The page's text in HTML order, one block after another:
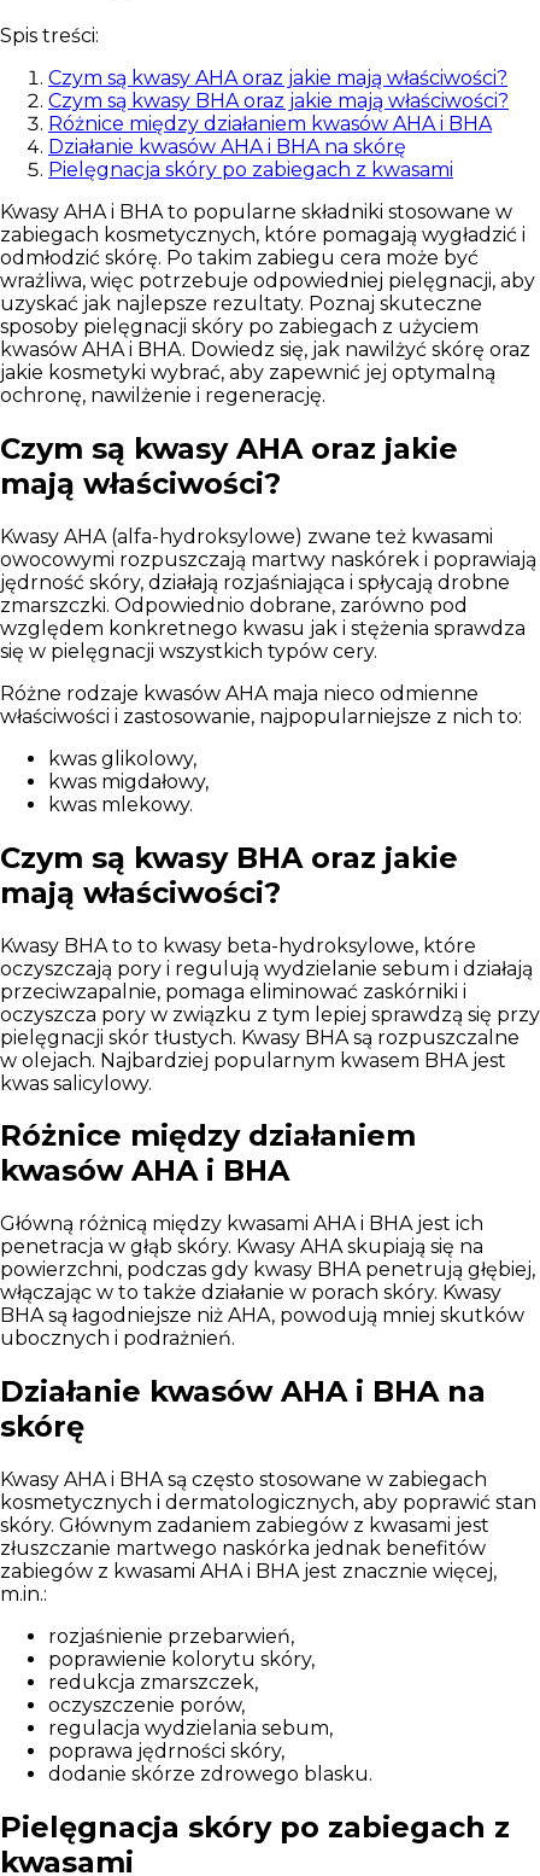
Spis treści:
Czym są kwasy AHA oraz jakie mają właściwości?
Czym są kwasy BHA oraz jakie mają właściwości?
Różnice między działaniem kwasów AHA i BHA
Działanie kwasów AHA i BHA na skórę
Pielęgnacja skóry po zabiegach z kwasami
Kwasy AHA i BHA to popularne składniki stosowane w
zabiegach kosmetycznych, które pomagają wygładzić i
odmłodzić skórę. Po takim zabiegu cera może być
wrażliwa, więc potrzebuje odpowiedniej pielęgnacji, aby
uzyskać jak najlepsze rezultaty. Poznaj skuteczne
sposoby pielęgnacji skóry po zabiegach z użyciem
kwasów AHA i BHA. Dowiedz się, jak nawilżyć skórę oraz
jakie kosmetyki wybrać, aby zapewnić jej optymalną
ochronę, nawilżenie i regenerację.
Czym są kwasy AHA oraz jakie
mają właściwości?
Kwasy AHA (alfa-hydroksylowe) zwane też kwasami
owocowymi rozpuszczają martwy naskórek i poprawiają
jędrność skóry, działają rozjaśniająca i spłycają drobne
zmarszczki. Odpowiednio dobrane, zarówno pod
względem konkretnego kwasu jak i stężenia sprawdza
się w pielęgnacji wszystkich typów cery.
Różne rodzaje kwasów AHA maja nieco odmienne
właściwości i zastosowanie, najpopularniejsze z nich to:
kwas glikolowy,
kwas migdałowy,
kwas mlekowy.
Czym są kwasy BHA oraz jakie
mają właściwości?
Kwasy BHA to to kwasy beta-hydroksylowe, które
oczyszczają pory i regulują wydzielanie sebum i działają
przeciwzapalnie, pomaga eliminować zaskórniki i
oczyszcza pory w związku z tym lepiej sprawdzą się przy
pielęgnacji skór tłustych. Kwasy BHA są rozpuszczalne
w olejach. Najbardziej popularnym kwasem BHA jest
kwas salicylowy.
Różnice między działaniem
kwasów AHA i BHA
Główną różnicą między kwasami AHA i BHA jest ich
penetracja w głąb skóry. Kwasy AHA skupiają się na
powierzchni, podczas gdy kwasy BHA penetrują głębiej,
włączając w to także działanie w porach skóry. Kwasy
BHA są łagodniejsze niż AHA, powodują mniej skutków
ubocznych i podrażnień.
Działanie kwasów AHA i BHA na
skórę
Kwasy AHA i BHA są często stosowane w zabiegach
kosmetycznych i dermatologicznych, aby poprawić stan
skóry. Głównym zadaniem zabiegów z kwasami jest
złuszczanie martwego naskórka jednak benefitów
zabiegów z kwasami AHA i BHA jest znacznie więcej,
m.in.:
rozjaśnienie przebarwień,
poprawienie kolorytu skóry,
redukcja zmarszczek,
oczyszczenie porów,
regulacja wydzielania sebum,
poprawa jędrności skóry,
dodanie skórze zdrowego blasku.
Pielęgnacja skóry po zabiegach z
kwasami